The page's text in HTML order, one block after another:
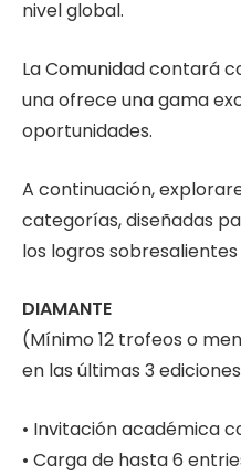
nivel global.
La Comunidad contará
una ofrece una gama
oportunidades.
A continuación,
categorías, diseñadas
los logros
DIAMANTE
(Mínimo 12 trofeos o
en las últimas 3
• Invitación académica
• Carga de hasta 6